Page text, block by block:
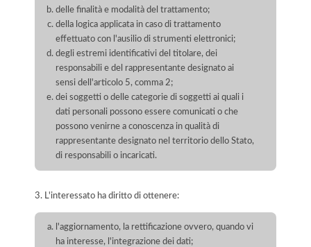
delle finalità e modalità del trattamento;
della logica applicata in caso di trattamento
effettuato con l'ausilio di strumenti elettronici;
degli estremi identificativi del titolare, dei
responsabili e del rappresentante designato ai
sensi dell'articolo 5, comma 2;
dei soggetti o delle categorie di soggetti ai quali i
dati personali possono essere comunicati o che
possono venirne a conoscenza in qualità di
rappresentante designato nel territorio dello Stato,
di responsabili o incaricati.
3. L'interessato ha diritto di ottenere:
l'aggiornamento, la rettificazione ovvero, quando vi
ha interesse, l'integrazione dei dati;